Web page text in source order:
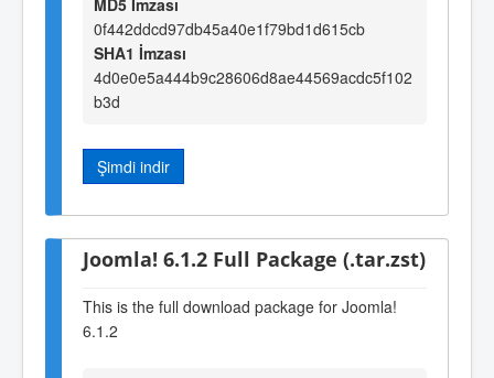
MD5 İmzası
0f442ddcd97db45a40e1f79bd1d615cb
SHA1 İmzası
4d0e0e5a444b9c28606d8ae44569acdc5f102
b3d
Şimdi indir
Joomla! 6.1.2 Full Package (.tar.zst)
This is the full download package for Joomla!
6.1.2